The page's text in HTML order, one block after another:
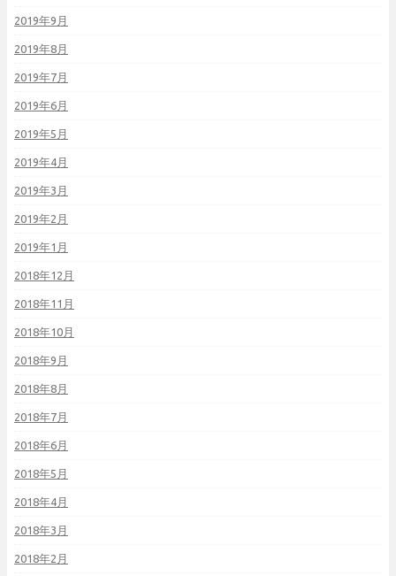
2019年9月
2019年8月
2019年7月
2019年6月
2019年5月
2019年4月
2019年3月
2019年2月
2019年1月
2018年12月
2018年11月
2018年10月
2018年9月
2018年8月
2018年7月
2018年6月
2018年5月
2018年4月
2018年3月
2018年2月